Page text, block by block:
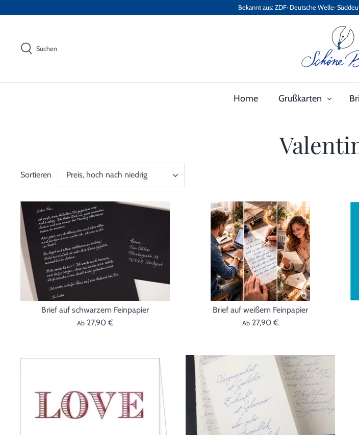
Bekannt aus: ZDF· Deutsche Welle·
Suchen
Home Grußkarten
Sortieren Preis, hoch nach niedrig
Brief auf schwarzem Feinpapier
Ab 27,90 €
Brief auf weißem Feinpapier
Ab 27,90 €